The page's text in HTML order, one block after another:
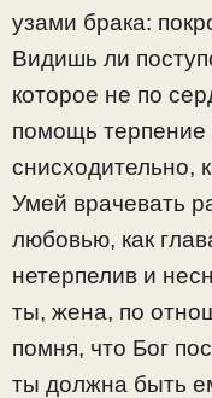
узами брака:
Видишь ли
которое не по
помощь терпение
снисходительно,
Умей врачевать
любовью, как
нетерпелив и
ты, жена, по
помня, что Бог
ты должна быть